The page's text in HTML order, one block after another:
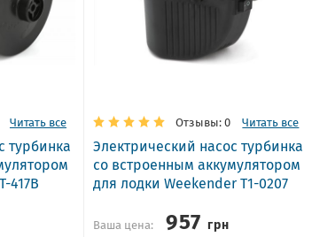
Читать все
турбинка
417B
Отзывы: 0 Читать все
Электрический насос турбинка
со встроенным аккумулятором
для лодки Weekender T1-0207
Ваша цена: 957грн